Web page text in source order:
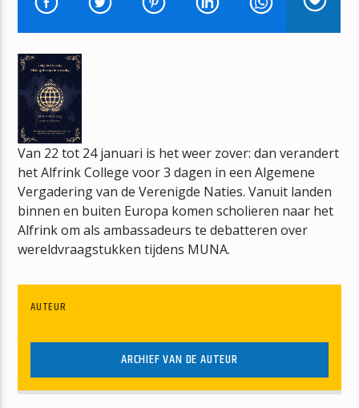
HUIDIG NUMMER
BOUWVAL
ERIK-VERBOUW
mz-radio
Van 22 tot 24 januari is het weer zover: dan verandert
het Alfrink College voor 3 dagen in een Algemene
Vergadering van de Verenigde Naties. Vanuit landen
binnen en buiten Europa komen scholieren naar het
Alfrink om als ambassadeurs te debatteren over
wereldvraagstukken tijdens MUNA.
AUTEUR
ARCHIEF VAN DE AUTEUR